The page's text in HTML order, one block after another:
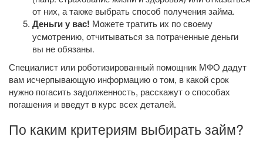
от них, а также выбрать способ получения займа.
Деньги у вас! Можете тратить их по своему
усмотрению, отчитываться за потраченные деньги
вы не обязаны.
Специалист или роботизированный помощник МФО дадут
вам исчерпывающую информацию о том, в какой срок
нужно погасить задолженность, расскажут о способах
погашения и введут в курс всех деталей.
По каким критериям выбирать займ?